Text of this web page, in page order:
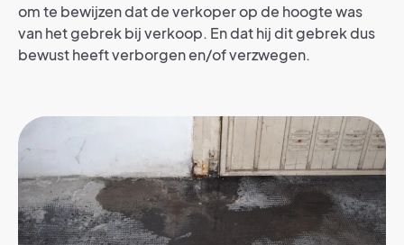
om te bewijzen dat de verkoper op de hoogte was
van het gebrek bij verkoop. En dat hij dit gebrek dus
bewust heeft verborgen en/of verzwegen.